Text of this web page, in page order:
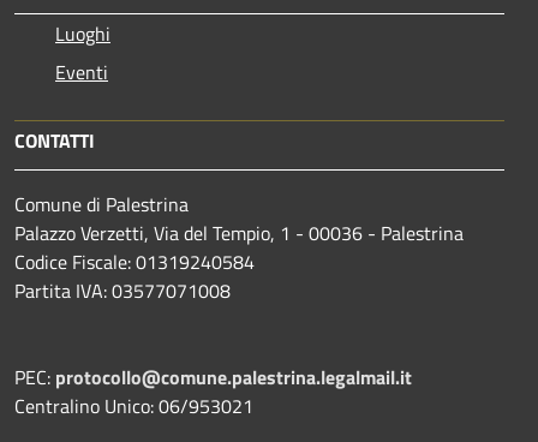
Luoghi
Eventi
CONTATTI
Comune di Palestrina
Palazzo Verzetti, Via del Tempio, 1 - 00036 - Palestrina
Codice Fiscale: 01319240584
Partita IVA: 03577071008
PEC: protocollo@comune.palestrina.legalmail.it
Centralino Unico: 06/953021